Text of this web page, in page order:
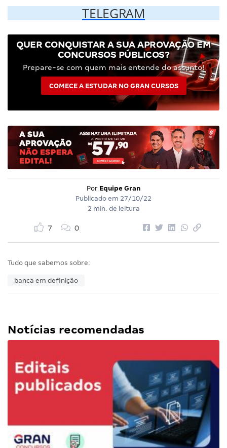
TELEGRAM
QUER CONQUISTAR A SUA APROVAÇÃO EM
CONCURSOS PÚBLICOS?
Prepare-se com quem mais entende do assunto!
COMECE A ESTUDAR NO GRAN CURSOS
Por Equipe Gran
Publicado em 27/10/22
2 min. de leitura
7 0
Tudo que sabemos sobre:
banca em definição
Notícias recomendadas